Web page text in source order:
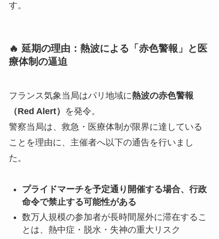
す。
🔥 延期の理由：熱波による「赤色警報」と医
療体制の逼迫
フランス気象当局はパリ地域に熱波の赤色警報
（Red Alert）
を発令。
警察当局は、救急・医療体制が限界に達している
ことを理由に、主催者へ以下の通告を行いまし
た。
プライドマーチを予定通り開催する場合、行政
命令で禁止する可能性がある
数万人規模の参加者が長時間屋外に滞在するこ
とは、熱中症・脱水・失神の重大リスク